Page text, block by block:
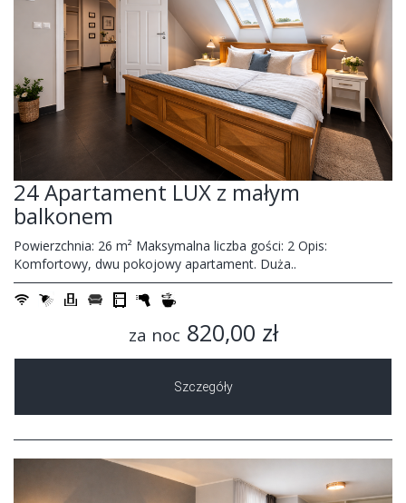
24 Apartament LUX z małym
balkonem
Powierzchnia: 26 m² Maksymalna liczba gości: 2 Opis:
Komfortowy, dwu pokojowy apartament. Duża..
za noc 820,00 zł
Szczegóły